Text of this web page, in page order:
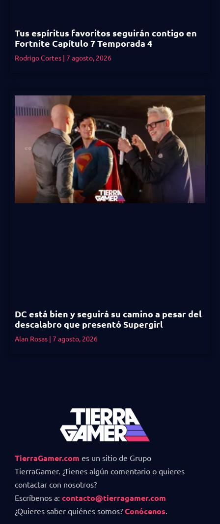
Tus espíritus favoritos seguirán contigo en
Fortnite Capítulo 7 Temporada 4
Rodrigo Cortes 7 agosto, 2026
DC está bien y seguirá su camino a pesar del
descalabro que presentó Supergirl
Alan Rosas 7 agosto, 2026
TierraGamer.com es un sitio de Grupo
TierraGamer. ¿Tienes algún comentario o quieres
contactar con nosotros?
Escríbenos a: contacto@tierragamer.com
¿Quieres saber quiénes somos? Conócenos